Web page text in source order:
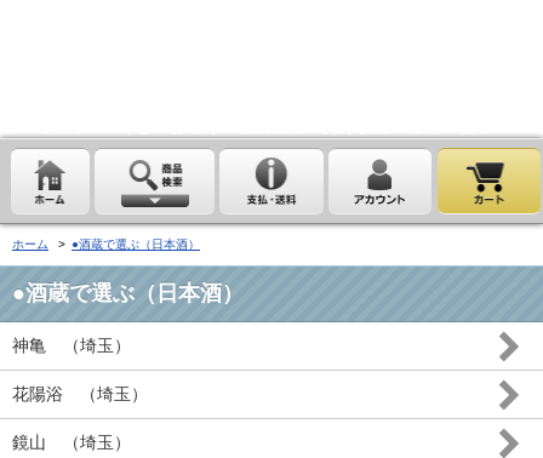
ホーム > ●酒蔵で選ぶ（日本酒）
●酒蔵で選ぶ（日本酒）
神亀 （埼玉）
花陽浴 （埼玉）
鏡山 （埼玉）